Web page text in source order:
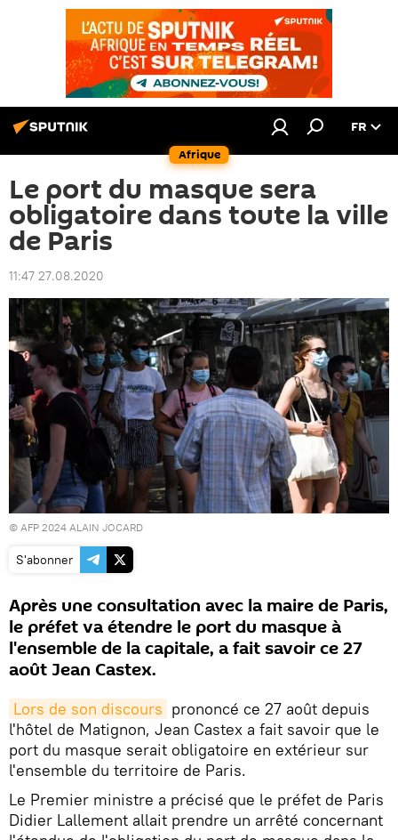
Afrique
FR
Le port du masque sera
obligatoire dans toute la ville
de Paris
11:47 27.08.2020
© AFP 2024 ALAIN JOCARD
S'abonner
Après une consultation avec la maire de Paris,
le préfet va étendre le port du masque à
l'ensemble de la capitale, a fait savoir ce 27
août Jean Castex.
Lors de son discours prononcé ce 27 août depuis
l'hôtel de Matignon, Jean Castex a fait savoir que le
port du masque serait obligatoire en extérieur sur
l'ensemble du territoire de Paris.
Le Premier ministre a précisé que le préfet de Paris
Didier Lallement allait prendre un arrêté concernant